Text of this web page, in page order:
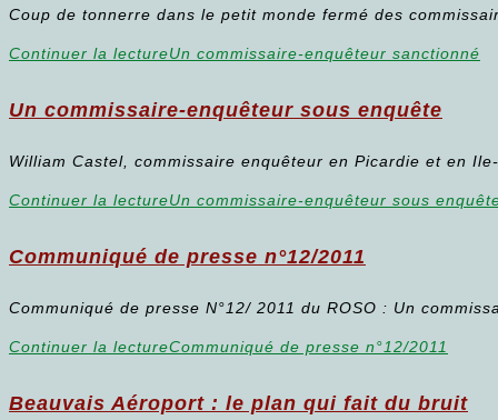
Coup de tonnerre dans le petit monde fermé des
Continuer la lectureUn commissaire-enquêteur sanctionné
Un commissaire-enquêteur sous enquête
William Castel, commissaire enquêteur en Picardie et en
Continuer la lectureUn commissaire-enquêteur sous
Communiqué de presse n°12/2011
Communiqué de presse N°12/ 2011 du ROSO : Un
Continuer la lectureCommuniqué de presse n°12/2011
Beauvais Aéroport : le plan qui fait du bruit